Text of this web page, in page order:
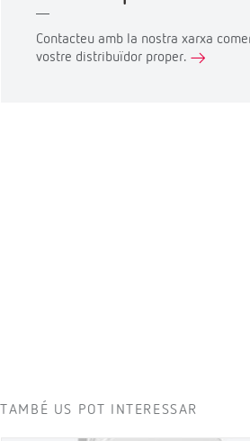
Contacteu amb la nostra xarxa
vostre distribuïdor proper.
TAMBÉ US POT INTERESSAR